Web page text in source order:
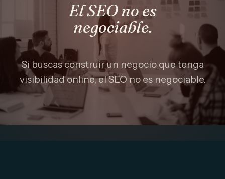
El SEO no es
negociable.
Si buscas construir un negocio que tenga
visibilidad online, el SEO no es negociable.